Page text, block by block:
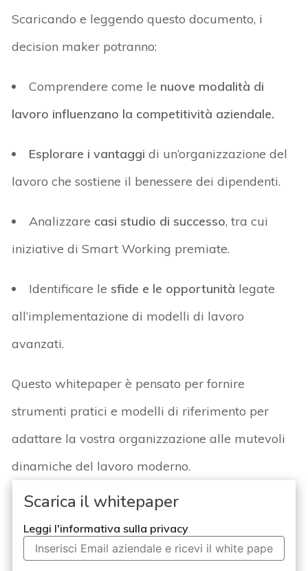
Scaricando e leggendo questo documento, i
decision maker potranno:
Comprendere come le nuove modalità di
lavoro influenzano la competitività aziendale.
Esplorare i vantaggi di un’organizzazione del
lavoro che sostiene il benessere dei dipendenti.
Analizzare casi studio di successo, tra cui
iniziative di Smart Working premiate.
Identificare le sfide e le opportunità legate
all’implementazione di modelli di lavoro
avanzati.
Questowhitepaper è pensato per fornire
strumenti pratici e modelli di riferimento per
adattare la vostra organizzazione alle mutevoli
dinamiche del lavoro moderno.
Scarica il whitepaper
Leggi l'informativa sulla privacy